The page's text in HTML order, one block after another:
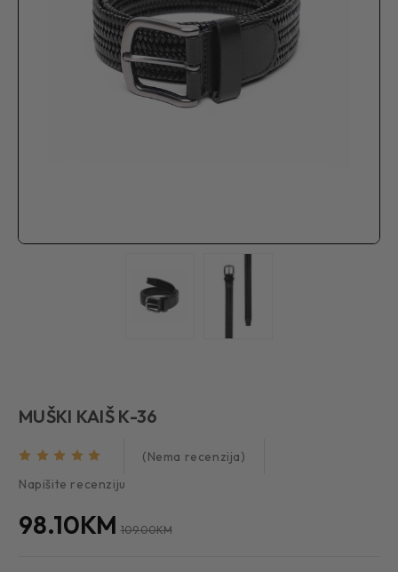
MUŠKI KAIŠ K-36
(Nema recenzija)
Napišite recenziju
98.10KM 109.00KM